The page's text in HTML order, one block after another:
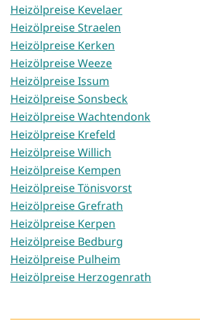
Heizölpreise Kevelaer
Heizölpreise Straelen
Heizölpreise Kerken
Heizölpreise Weeze
Heizölpreise Issum
Heizölpreise Sonsbeck
Heizölpreise Wachtendonk
Heizölpreise Krefeld
Heizölpreise Willich
Heizölpreise Kempen
Heizölpreise Tönisvorst
Heizölpreise Grefrath
Heizölpreise Kerpen
Heizölpreise Bedburg
Heizölpreise Pulheim
Heizölpreise Herzogenrath